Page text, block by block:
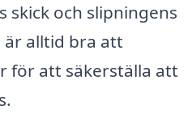
skick och slipningens
alltid bra att
för att säkerställa att